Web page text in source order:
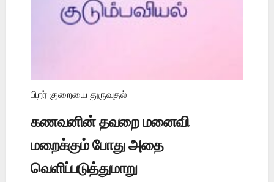
பிறர் குறையை துருவுதல்
கணவனின் தவறை மனைவி
மறைக்கும் போது அதை
வெளிப்படுத்துமாறு